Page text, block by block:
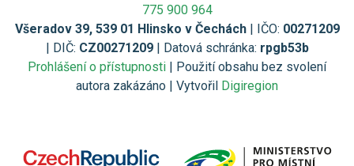
775 900 964
Všeradov 39, 539 01 Hlinsko v Čechách| IČO: 00271209
| DIČ: CZ00271209| Datová schránka: rpgb53b
Prohlášení o přístupnosti | Použití obsahu bez svolení
autora zakázáno | Vytvořil Digiregion